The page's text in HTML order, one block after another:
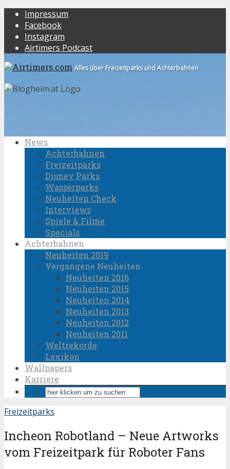
Impressum
Facebook
Instagram
Airtimers Podcast
Alles über Freizeitparks und Achterbahnen
News
Achterbahnen
Freizeitparks
Disney Parks
Wasserparks
Neuheiten Check
Interviews
Spiele & Filme
Specials
Achterbahnen
Neuheiten 2019
Vergangene Neuheiten
Neuheiten 2016
Neuheiten 2015
Neuheiten 2014
Neuheiten 2013
Neuheiten 2012
Neuheiten 2011
Weltrekorde
Lexikon
Wallpapers
Karriere
Freizeitparks
Incheon Robotland – Neue Artworks
vom Freizeitpark für Roboter Fans